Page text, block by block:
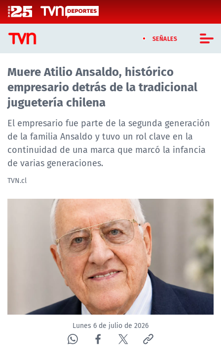
Click acá para ir directamente al contenido
SEÑALES
CASTING MASTERCHEF CHILE
CASTING TVN VERTICAL
TVN VERTICAL
TVN PLAY
PROGRAMAS
ACTUALIDAD Y TENDENCIAS
CORPORATIVO Y TRANSPARENCIA
CANAL DE DENUNCIAS
ÁREA DE PROYECTOS
Muere Atilio Ansaldo, histórico
empresario detrás de la tradicional
juguetería chilena
El empresario fue parte de la segunda generación
de la familia Ansaldo y tuvo un rol clave en la
continuidad de una marca que marcó la infancia
de varias generaciones.
TVN.cl
Lunes 6 de julio de 2026